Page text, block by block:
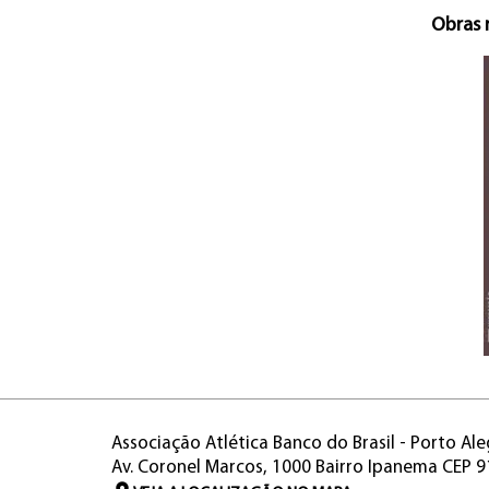
Obras
Associação Atlética Banco do Brasil - Porto
Av. Coronel Marcos, 1000 Bairro Ipanema CEP